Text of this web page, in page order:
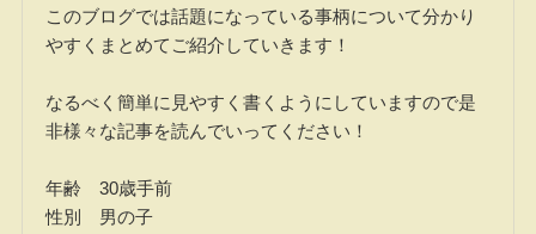
このブログでは話題になっている事柄について分かり
やすくまとめてご紹介していきます！
なるべく簡単に見やすく書くようにしていますので是
非様々な記事を読んでいってください！
年齢 30歳手前
性別 男の子